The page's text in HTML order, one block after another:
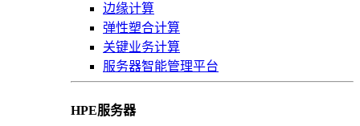
边缘计算
弹性塑合计算
关键业务计算
服务器智能管理平台
HPE服务器